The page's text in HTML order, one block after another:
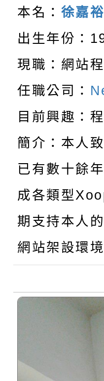
報，惠
宣導。
學年度
結果(第
轉知臺
城市手
畫影片
轉知：
劇比賽
表
轉知：
敬師藝
【甄選
學年度
結果(第
【甄選
學年度
結果(第
桃園市
程資訊
「祖孫
絕-親子
站幸福
報，惠
宣導。
「校園
員」簡
踴躍報
115學
115學
結果
【甄選
學年度
結果(第
本名： 徐嘉裕
出生年份：
現職：網站
任職公司：
目前興趣：
簡介：本人
已有數十餘
成各類型
期支持本人
網站架設環境